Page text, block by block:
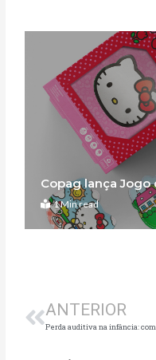
Copag lança
1 Min read
ANTERIOR